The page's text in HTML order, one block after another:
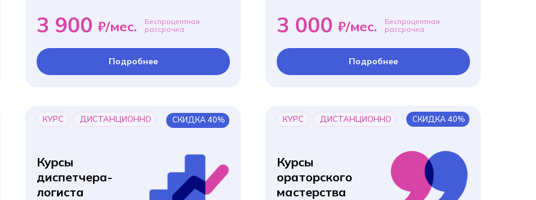
Подробнее
3 900
Беспроцентная
рассрочка
Подробнее
3 000
Беспроцентная
рассрочка
КУРС ДИСТАНЦИОННО СКИДКА 40%
Курсы
диспетчера-
логиста
КУРС ДИСТАНЦИОННО СКИДКА 40%
Курсы
ораторского
мастерства
₽/мес. ₽/мес.